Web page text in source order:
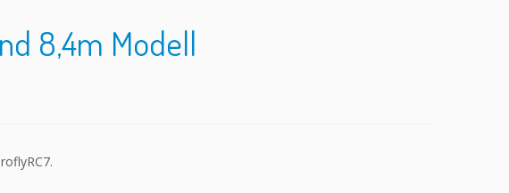
8,4m Modell